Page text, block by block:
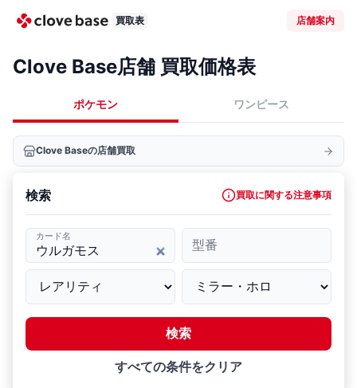
買取表 店舗案内
Clove Base店舗 買取価格表
ポケモン ワンピース
Clove Baseの店舗買取
検索 買取に関する注意事項
カード名
型番
検索
すべての条件をクリア